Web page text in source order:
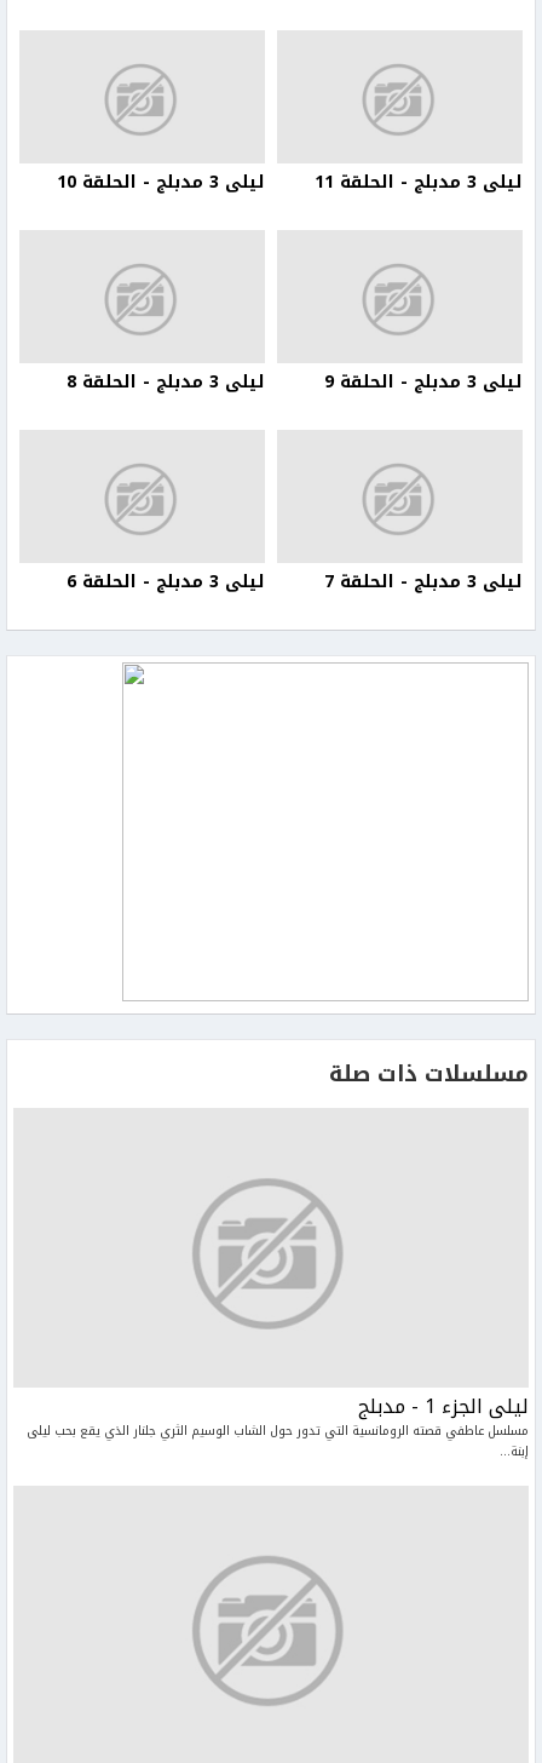
ليلى 3 مدبلج - الحلقة 11 ليلى 3 مدبلج - الحلقة 10
ليلى 3 مدبلج - الحلقة 9 ليلى 3 مدبلج - الحلقة 8
ليلى 3 مدبلج - الحلقة 7 ليلى 3 مدبلج - الحلقة 6
مسلسلات ذات صلة
ليلى الجزء 1 - مدبلج
مسلسل عاطفي قصته الرومانسية التي تدور حول الشاب الوسيم الثري جلنار الذي يقع بحب ليلى
إبنة...